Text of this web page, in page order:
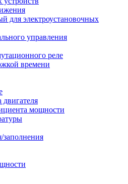
для электроустановочных
управления
реле
времени
двигателя
мощности
заполнения